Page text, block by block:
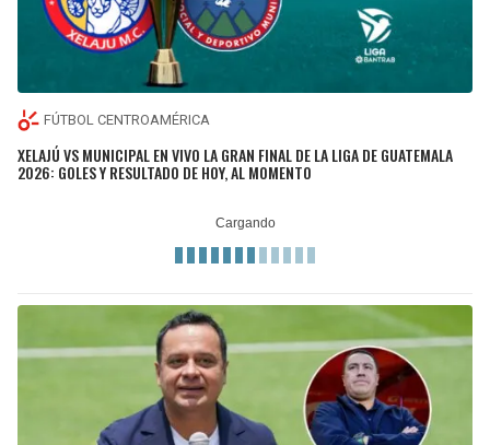
FÚTBOL CENTROAMÉRICA
XELAJÚ VS MUNICIPAL EN VIVO LA GRAN FINAL DE LA LIGA DE GUATEMALA
2026: GOLES Y RESULTADO DE HOY, AL MOMENTO